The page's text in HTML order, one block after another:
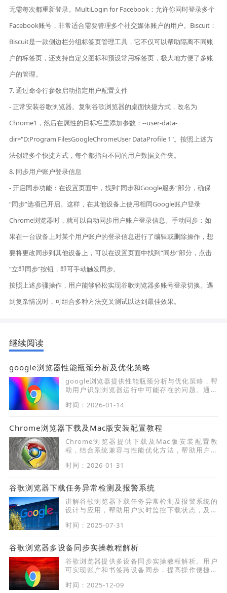
无需每次都重新登录。MultiLogin for Facebook：允许你同时登录多个
Facebook账号，非常适合需要管理多个社交媒体账户的用户。Biscuit：
Biscuit是一款侧边栏分组标签页管理工具，它不仅可以帮助隔离不同账
户的标签页，还支持自定义图标和预设常用标签页，极大地方便了多账
户的管理。
7. 通过命令行参数启动指定用户配置文件
- 正常安装谷歌浏览器。复制谷歌浏览器的桌面快捷方式，改名为
Chrome1，然后在属性的目标栏里添加参数：--user-data-
dir="D:Program FilesGoogleChromeUser DataProfile 1"。按照上述方
法创建多个快捷方式，每个都指向不同的用户数据文件夹。
8. 同步用户账户登录信息
- 开启同步功能：在设置页面中，找到“同步和Google服务”部分，确保
“同步”选项已开启。这样，在其他设备上使用相同Google账户登录
Chrome浏览器时，就可以自动同步用户账户登录信息。手动同步：如
果在一台设备上对某个用户账户的登录信息进行了编辑或删除操作，想
要将更改同步到其他设备上，可以在设置页面中找到“同步”部分，点击
“立即同步”按钮，即可手动触发同步。
按照上述步骤操作，用户能够轻松实现谷歌浏览器多账号登录切换。遇
到复杂情况时，可组合多种方法交叉测试以达到最佳效果。
继续阅读
google浏览器性能瓶颈分析及优化策略
google浏览器提供性能瓶颈分析与优化策略，帮
助用户识别浏览器运行中可能存在的问题。通过
资源消耗，提升浏览器整体性能和操作流畅度。
时间：2026-01-14
Chrome浏览器下载及Mac版安装配置教程
Chrome浏览器提供下载及Mac版安装配置教
程，结合系统兼容与性能优化方法，帮助用户顺
用。
时间：2026-01-31
谷歌浏览器下载任务异常检测及报警系统
讲解谷歌浏览器下载任务异常检测及报警系统的
设计与应用，帮助用户实时监控下载状态，及时
时间：2025-07-31
谷歌浏览器多设备同步实操教程解析
谷歌浏览器提供多设备同步实操教程解析。用户
可实现账户和书签跨设备同步，提高操作便捷性
时间：2025-12-09